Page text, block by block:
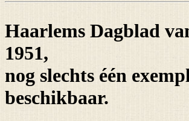
Haarlems Dagblad
1951,
nog slechts één
beschikbaar.